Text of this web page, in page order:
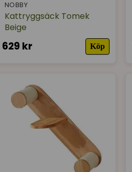
NOBBY
Kattryggsäck Tomek
Beige
629 kr Köp